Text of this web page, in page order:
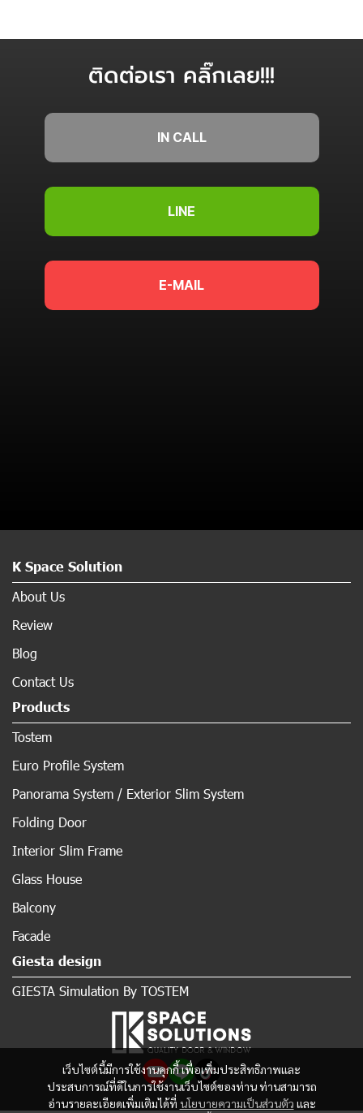
ติดต่อเรา คลิ๊กเลย!!!
IN CALL
LINE
E-MAIL
เว็บไซต์นี้มีการใช้งานคุกกี้ เพื่อเพิ่มประสิทธิภาพและ
ประสบการณ์ที่ดีในการใช้งานเว็บไซต์ของท่าน ท่านสามารถ
อ่านรายละเอียดเพิ่มเติมได้ที่ นโยบายความเป็นส่วนตัว และ
K Space Solution
About Us
Review
Blog
Contact Us
Products
Tostem
Euro Profile System
Panorama System / Exterior Slim System
Folding Door
Interior Slim Frame
Glass House
Balcony
Facade
Giesta design
GIESTA Simulation By TOSTEM